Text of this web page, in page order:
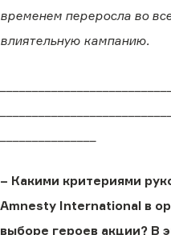
временем переросла во
влиятельную кампанию.
– Какими критериями
Amnesty International в
выборе героев акции? В